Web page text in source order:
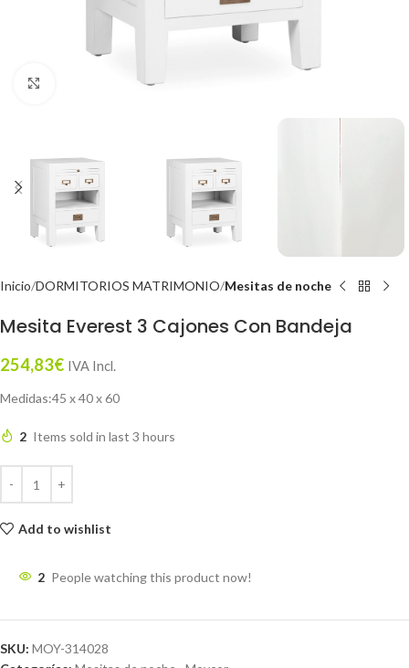
Click to enlarge
Inicio DORMITORIOS MATRIMONIO Mesitas de noche
Mesita Everest 3 Cajones Con Bandeja
254,83€ IVA Incl.
Medidas:45 x 40 x 60
2 Items sold in last 3 hours
Add to wishlist
2 People watching this product now!
SKU: MOY-314028